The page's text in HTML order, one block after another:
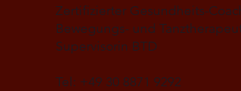
Zertifizierter Gesundheits-
Bewegungs- und
Supervisorin BTD
Tel: +49 30 8871 9292